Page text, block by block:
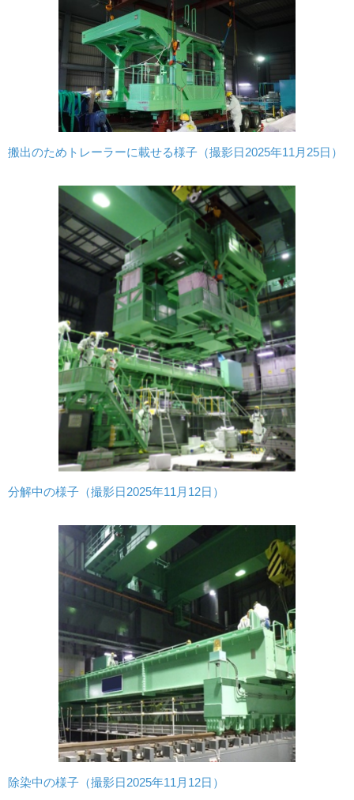
搬出のためトレーラーに載せる様子（撮影日2025年11月25日）
分解中の様子（撮影日2025年11月12日）
除染中の様子（撮影日2025年11月12日）